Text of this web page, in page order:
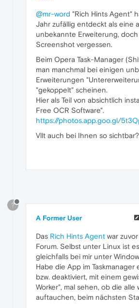
@mr-word "Rich Hints Agent"
Jahr zufällig entdeckt als eine
unbekannte Erweiterung,
Screenshot vergessen.
Beim Opera Task-Manager
man manchmal bei einigen
Erweiterungen
"gekoppelt" scheinen.
Hier als Teil von absichtlich
Free OCR Software".
https://photos.app.goo.gl/
Vllt auch bei Ihnen so sichtbar?
?
A Former User
Das Rich Hints Agent war
Forum. Selbst unter Linux ist
gleichfalls bei mir unter
Habe die App im
bzw. deaktiviert, mit einem
Worker", mal sehen, ob die alle
auftauchen, beim nächsten